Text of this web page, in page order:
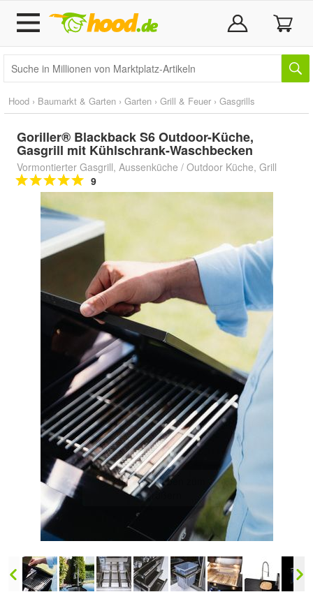
Hood › Baumarkt & Garten › Garten › Grill & Feuer › Gasgrills
Goriller® Blackback S6 Outdoor-Küche,
Gasgrill mit Kühlschrank-Waschbecken
Vormontierter Gasgrill, Aussenküche / Outdoor Küche, Grill
9